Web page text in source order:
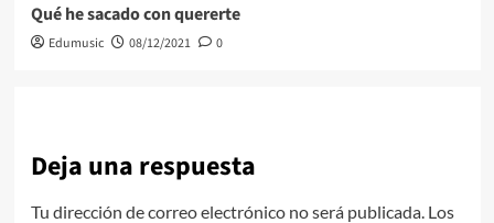
Qué he sacado con quererte
Edumusic 08/12/2021 0
Deja una respuesta
Tu dirección de correo electrónico no será publicada. Los